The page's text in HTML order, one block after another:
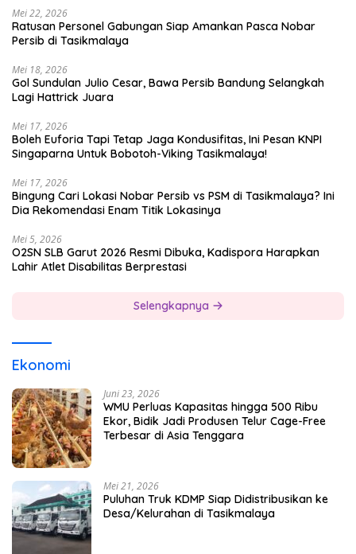
Mei 22, 2026
Ratusan Personel Gabungan Siap Amankan Pasca Nobar
Persib di Tasikmalaya
Mei 18, 2026
Gol Sundulan Julio Cesar, Bawa Persib Bandung Selangkah
Lagi Hattrick Juara
Mei 17, 2026
Boleh Euforia Tapi Tetap Jaga Kondusifitas, Ini Pesan KNPI
Singaparna Untuk Bobotoh-Viking Tasikmalaya!
Mei 17, 2026
Bingung Cari Lokasi Nobar Persib vs PSM di Tasikmalaya? Ini
Dia Rekomendasi Enam Titik Lokasinya
Mei 5, 2026
O2SN SLB Garut 2026 Resmi Dibuka, Kadispora Harapkan
Lahir Atlet Disabilitas Berprestasi
Selengkapnya
Ekonomi
Juni 23, 2026
WMU Perluas Kapasitas hingga 500 Ribu
Ekor, Bidik Jadi Produsen Telur Cage-Free
Terbesar di Asia Tenggara
Mei 21, 2026
Puluhan Truk KDMP Siap Didistribusikan ke
Desa/Kelurahan di Tasikmalaya